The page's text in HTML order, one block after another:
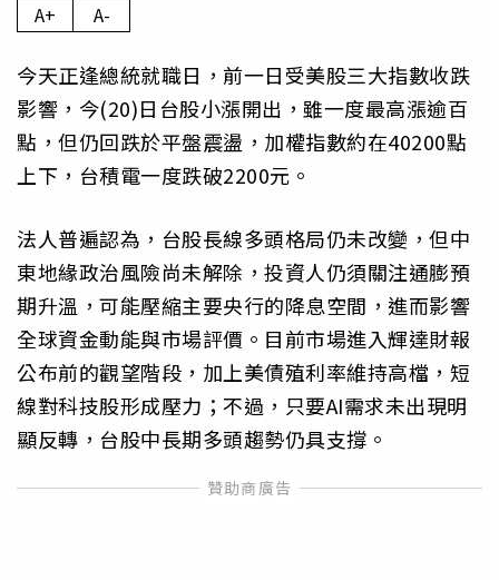
A+ A-
今天正逢總統就職日，前一日受美股三大指數收跌
影響，今(20)日台股小漲開出，雖一度最高漲逾百
點，但仍回跌於平盤震盪，加權指數約在40200點
上下，台積電一度跌破2200元。
法人普遍認為，台股長線多頭格局仍未改變，但中
東地緣政治風險尚未解除，投資人仍須關注通膨預
期升溫，可能壓縮主要央行的降息空間，進而影響
全球資金動能與市場評價。目前市場進入輝達財報
公布前的觀望階段，加上美債殖利率維持高檔，短
線對科技股形成壓力；不過，只要AI需求未出現明
顯反轉，台股中長期多頭趨勢仍具支撐。